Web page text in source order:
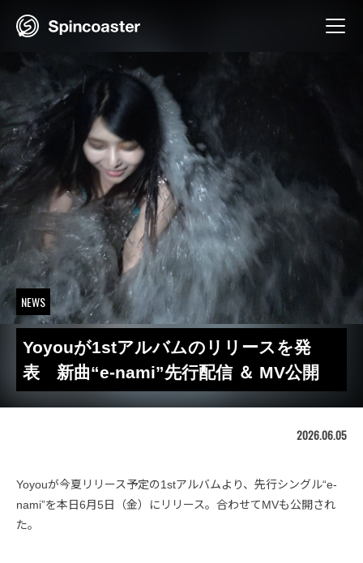
NEWS
Yoyouが1stアルバムのリリースを発
表 新曲“e-nami”先行配信 ＆ MV公開
2026.06.05
Yoyouが今夏リリース予定の1stアルバムより、先行シングル“e-
nami”を本日6月5日（金）にリリース。合わせてMVも公開され
た。